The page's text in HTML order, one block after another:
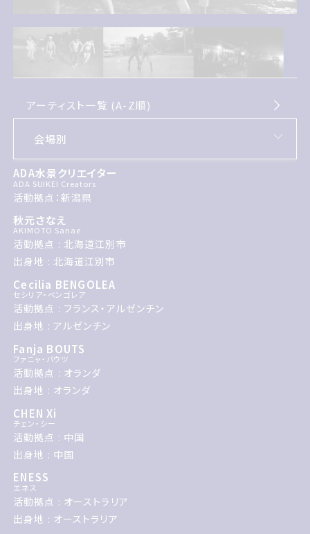
アーティスト一覧 (A-Z順)
ADA水景クリエイター
ADA SUIKEI Creators
活動拠点：新潟県
秋元さなえ
AKIMOTO Sanae
活動拠点 : 北海道江別市
出身地 : 北海道江別市
Cecilia BENGOLEA
セシリア・ベンゴレア
活動拠点 : フランス・アルゼンチン
出身地 : アルゼンチン
Fanja BOUTS
ファニャ・バウツ
活動拠点 : オランダ
出身地 : オランダ
CHEN Xi
チェン・シー
活動拠点 : 中国
出身地 : 中国
ENESS
エネス
活動拠点 : オーストラリア
出身地 : オーストラリア